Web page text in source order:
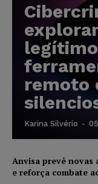
remoto
Karina Silvério -
Anvisa prevê novas
e reforça combate